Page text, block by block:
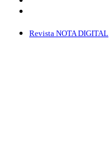
Revista NOTA DIGITAL